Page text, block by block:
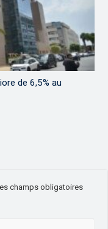
de 6,5% au
champs obligatoires